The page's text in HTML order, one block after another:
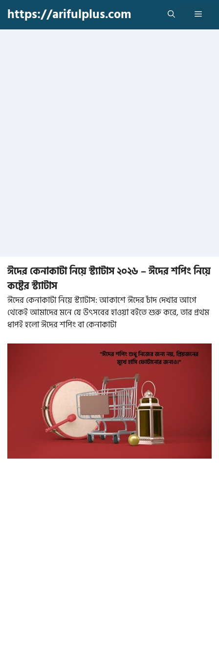
content
https://arifulplus.com Menu
ঈদের কেনাকাটা নিয়ে স্ট্যাটাস ২০২৬ – ঈদের শপিং নিয়ে
কষ্টের স্ট্যাটাস
ঈদের কেনাকাটা নিয়ে স্ট্যাটাস: আকাশে ঈদের চাঁদ দেখার আগে
থেকেই আমাদের মনে যে উৎসবের হাওয়া বইতে শুরু করে, তার প্রথম
ধাপই হলো ঈদের শপিং বা কেনাকাটা